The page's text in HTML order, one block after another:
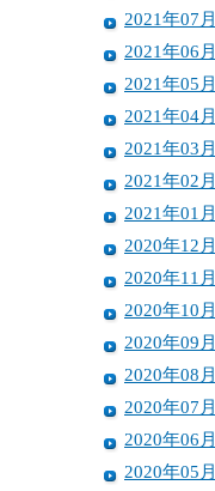
2021年07月
2021年06月
2021年05月
2021年04月
2021年03月
2021年02月
2021年01月
2020年12月
2020年11月
2020年10月
2020年09月
2020年08月
2020年07月
2020年06月
2020年05月